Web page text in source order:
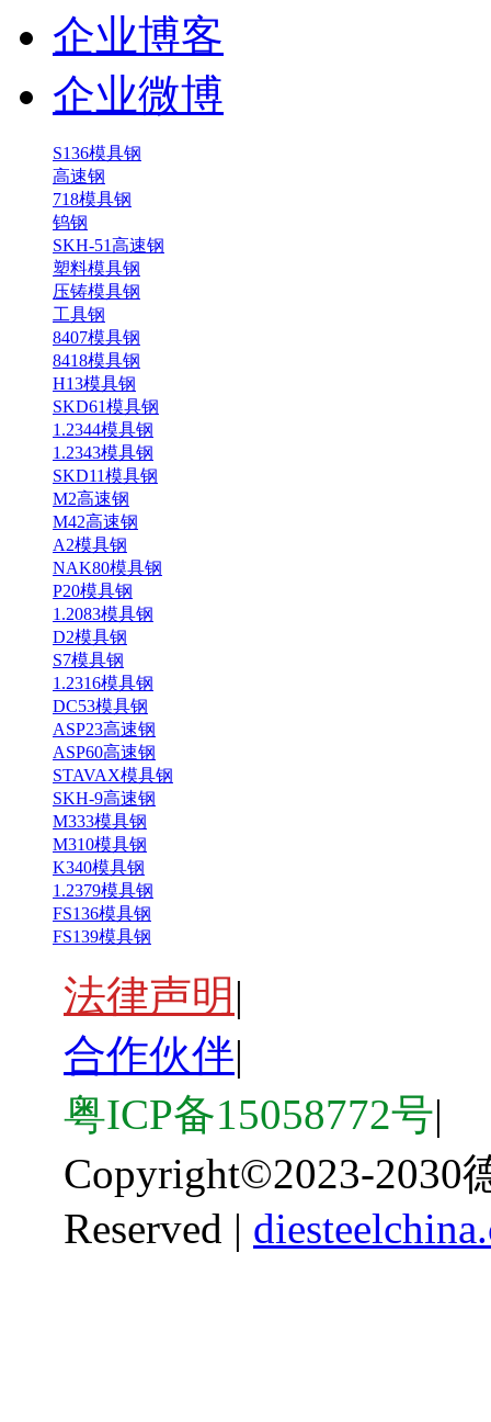
企业博客
企业微博
S136模具钢
高速钢
718模具钢
钨钢
SKH-51高速钢
塑料模具钢
压铸模具钢
工具钢
8407模具钢
8418模具钢
H13模具钢
SKD61模具钢
1.2344模具钢
1.2343模具钢
SKD11模具钢
M2高速钢
M42高速钢
A2模具钢
NAK80模具钢
P20模具钢
1.2083模具钢
D2模具钢
S7模具钢
1.2316模具钢
DC53模具钢
ASP23高速钢
ASP60高速钢
STAVAX模具钢
SKH-9高速钢
M333模具钢
M310模具钢
K340模具钢
1.2379模具钢
FS136模具钢
FS139模具钢
法律声明 |
合作伙伴|
粤ICP备15058772号|
Copyright©2023-2030
Reserved |